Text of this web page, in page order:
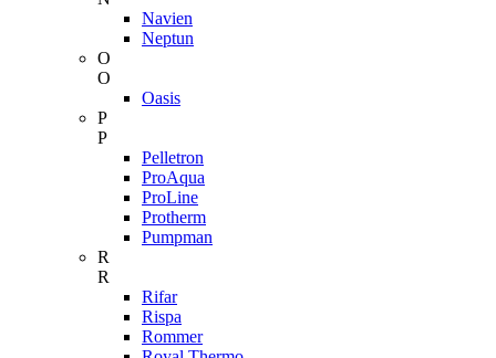
Navien
Neptun
O
O
Oasis
P
P
Pelletron
ProAqua
ProLine
Protherm
Pumpman
R
R
Rifar
Rispa
Rommer